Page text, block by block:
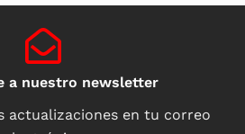
a nuestro newsletter
actualizaciones en tu correo